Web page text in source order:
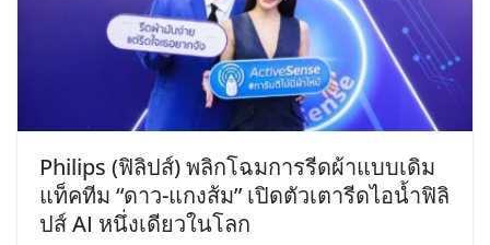
Philips (ฟิลิปส์) พลิกโฉมการรีดผ้าแบบเดิม
แท็คทีม “ดาว-แกงส้ม” เปิดตัวเตารีดไอน้ำฟิลิ
ปส์ AI หนึ่งเดียวในโลก